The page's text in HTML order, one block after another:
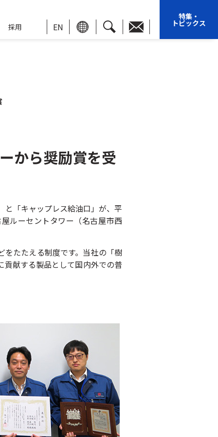
採用 EN
特集・
トピックス
から奨励賞を受
と「キャップレス給油口」が、平
ルーセントタワー（名古屋市西
たたえる制度です。当社の「樹
献する製品として国内外での普